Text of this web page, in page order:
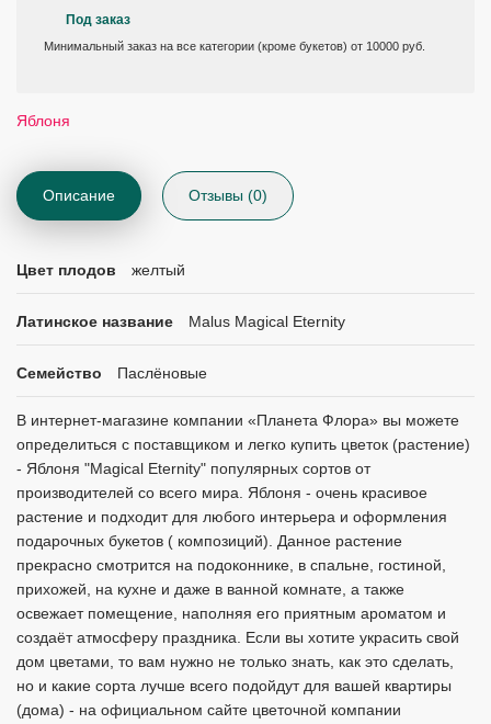
Под заказ
Минимальный заказ на все категории (кроме букетов) от 10000 руб.
Яблоня
Описание Отзывы (0)
Цвет плодов желтый
Латинское название Malus Magical Eternity
Семейство Паслёновые
В интернет-магазине компании «Планета Флора» вы можете
определиться с поставщиком и легко купить цветок (растение)
- Яблоня "Magical Eternity" популярных сортов от
производителей со всего мира. Яблоня - очень красивое
растение и подходит для любого интерьера и оформления
подарочных букетов ( композиций). Данное растение
прекрасно смотрится на подоконнике, в спальне, гостиной,
прихожей, на кухне и даже в ванной комнате, а также
освежает помещение, наполняя его приятным ароматом и
создаёт атмосферу праздника. Если вы хотите украсить свой
дом цветами, то вам нужно не только знать, как это сделать,
но и какие сорта лучше всего подойдут для вашей квартиры
(дома) - на официальном сайте цветочной компании